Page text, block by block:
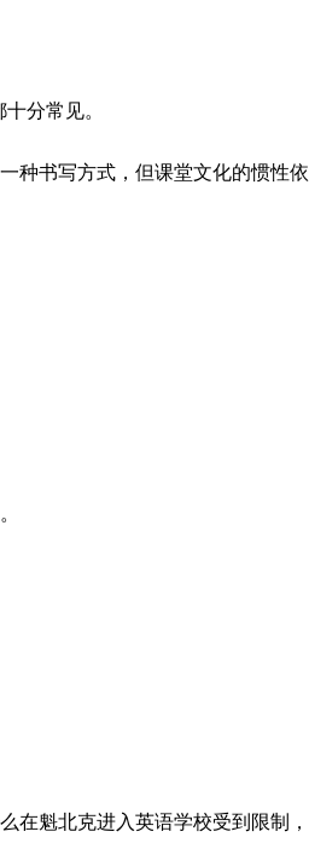
分常见。
种书写方式，但课堂文化的惯性依
在魁北克进入英语学校受到限制，